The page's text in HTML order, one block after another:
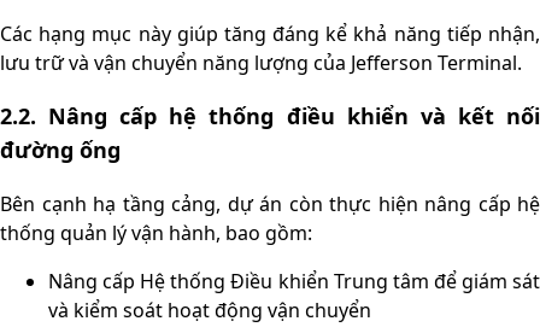
Các hạng mục này giúp tăng đáng kể khả năng tiếp nhận,
lưu trữ và vận chuyển năng lượng của Jefferson Terminal.
2.2. Nâng cấp hệ thống điều khiển và kết nối
đường ống
Bên cạnh hạ tầng cảng, dự án còn thực hiện nâng cấp hệ
thống quản lý vận hành, bao gồm:
Nâng cấp Hệ thống Điều khiển Trung tâm để giám sát
và kiểm soát hoạt động vận chuyển